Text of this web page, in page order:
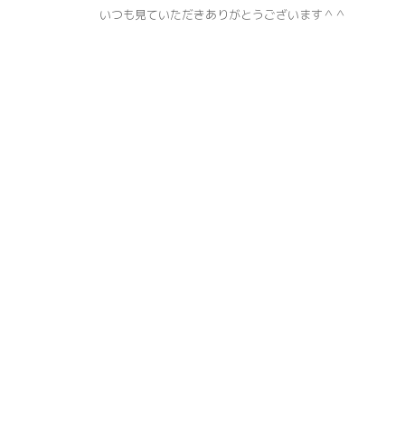
いつも見ていただきありがとうございます＾＾